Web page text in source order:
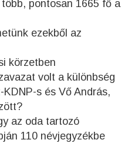
pontosan 1665 fő a
ezekből az
körzetben
volt a különbség
s és Vő András,
az oda tartozó
110 névjegyzékbe